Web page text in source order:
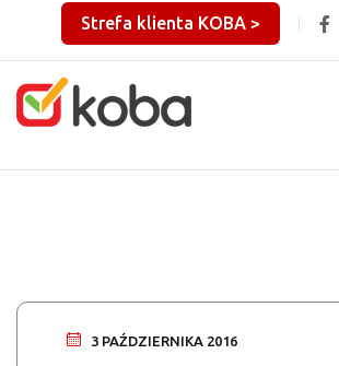
Strefa klienta KOBA >
3 PAŹDZIERNIKA 2016